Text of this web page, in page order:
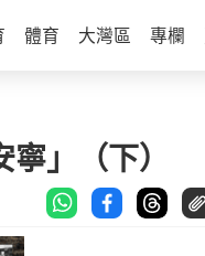
體育 大灣區 專欄
」（下）